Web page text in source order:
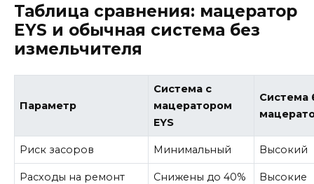
Таблица сравнения: мацератор
EYS и обычная система без
измельчителя
Параметр
Система с
мацератором
EYS
Система
Риск засоров Минимальный Высокий
Расходы на ремонт Снижены до 40% Высокие